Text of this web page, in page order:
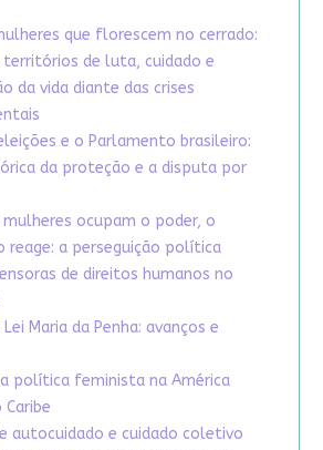
que florescem no cerrado:
territórios de luta, cuidado e
da vida diante das crises
e o Parlamento brasileiro:
da proteção e a disputa por
mulheres ocupam o poder, o
reage: a perseguição política
de direitos humanos no
Maria da Penha: avanços e
política feminista na América
Caribe
autocuidado e cuidado coletivo